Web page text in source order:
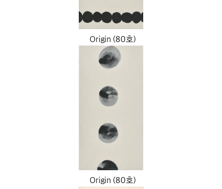
Origin (80호)
Origin (80호)